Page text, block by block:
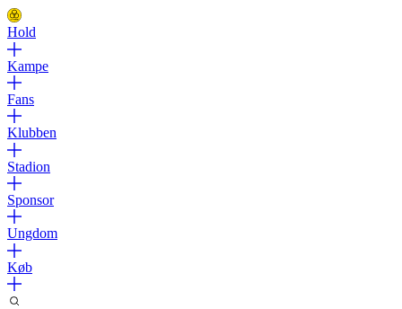
Hold
Kampe
Fans
Klubben
Stadion
Sponsor
Ungdom
Køb